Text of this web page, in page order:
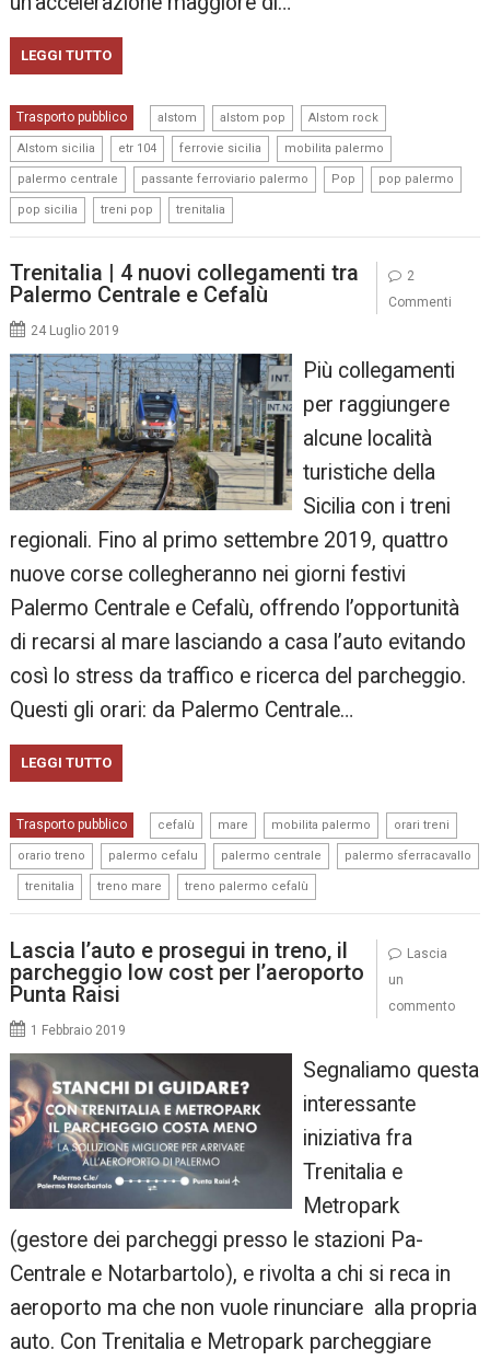
LEGGI TUTTO
Trasporto pubblico alstom alstom pop Alstom rock
Alstom sicilia etr 104 ferrovie sicilia mobilita palermo
palermo centrale passante ferroviario palermo Pop pop palermo
pop sicilia treni pop trenitalia
Trenitalia | 4 nuovi collegamenti tra
Palermo Centrale e Cefalù
24 Luglio 2019
Più collegamenti
per raggiungere
alcune località
turistiche della
Sicilia con i treni
regionali. Fino al primo settembre 2019, quattro
nuove corse collegheranno nei giorni festivi
Palermo Centrale e Cefalù, offrendo l’opportunità
di recarsi al mare lasciando a casa l’auto evitando
così lo stress da traffico e ricerca del parcheggio.
Questi gli orari: da Palermo Centrale…
LEGGI TUTTO
Trasporto pubblico cefalù mare mobilita palermo orari treni
orario treno palermo cefalu palermo centrale palermo sferracavallo
trenitalia treno mare treno palermo cefalù
2
Commenti
Lascia l’auto e prosegui in treno, il
parcheggio low cost per l’aeroporto
Punta Raisi
1 Febbraio 2019
Segnaliamo questa
interessante
iniziativa fra
Trenitalia e
Metropark
(gestore dei parcheggi presso le stazioni Pa-
Centrale e Notarbartolo), e rivolta a chi si reca in
aeroporto ma che non vuole rinunciare alla propria
auto. Con Trenitalia e Metropark parcheggiare
Lascia
un
commento